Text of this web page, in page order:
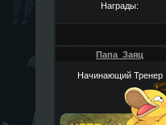
Награды:
Папа_Заяц
Начинающий Тренер